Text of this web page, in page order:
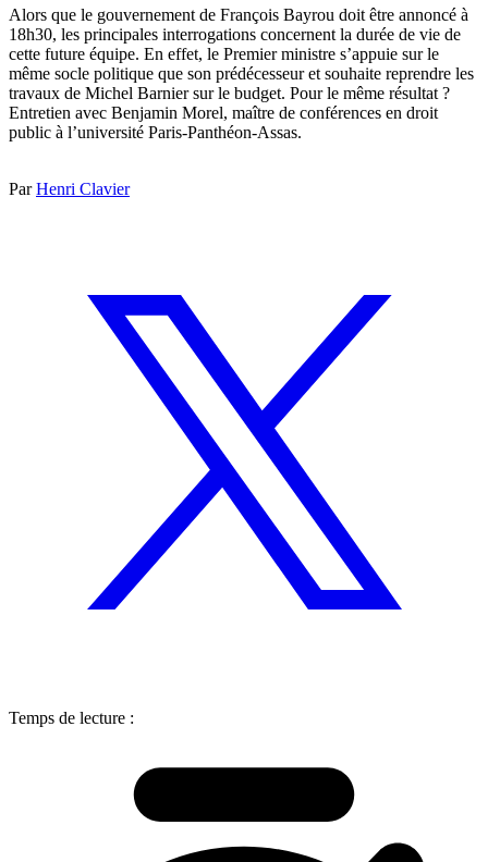
Alors que le gouvernement de François Bayrou doit être annoncé à
18h30, les principales interrogations concernent la durée de vie de
cette future équipe. En effet, le Premier ministre s’appuie sur le
même socle politique que son prédécesseur et souhaite reprendre les
travaux de Michel Barnier sur le budget. Pour le même résultat ?
Entretien avec Benjamin Morel, maître de conférences en droit
public à l’université Paris-Panthéon-Assas.
ParHenri Clavier
Temps de lecture :